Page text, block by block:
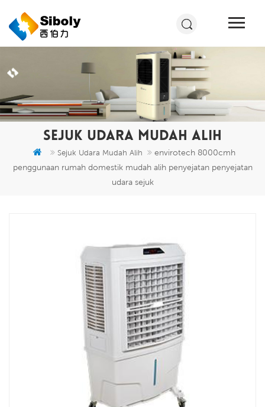
SEJUK UDARA MUDAH ALIH
Sejuk Udara Mudah Alih
envirotech 8000cmh
penggunaan rumah domestik mudah alih penyejatan penyejatan
udara sejuk